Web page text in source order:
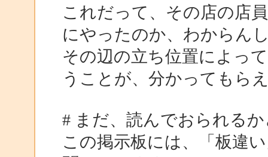
これだって、その店の店
にやったのか、わからん
その辺の立ち位置によっ
うことが、分かってもら
# まだ、読んでおられる
この掲示板には、「板違